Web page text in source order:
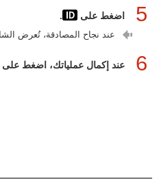
5 اضغط على .
عند نجاح المصادقة، تُعرض
6 عند إكمال عملياتك، اضغط على